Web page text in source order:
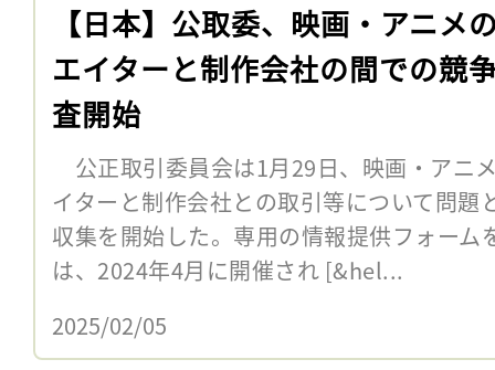
【日本】公取委、映画・アニメ
エイターと制作会社の間での競
査開始
公正取引委員会は1月29日、映画・アニ
イターと制作会社との取引等について問題
収集を開始した。専用の情報提供フォー
は、2024年4月に開催され [&hel...
2025/02/05